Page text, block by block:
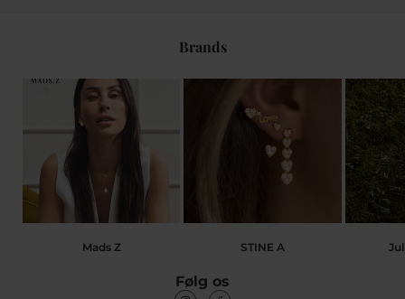
Design eller online på www.pindj.dk.
Brands
Mads Z STINE A
Følg os